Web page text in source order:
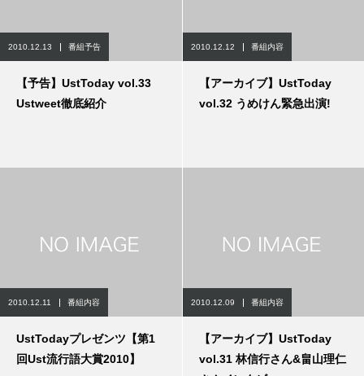
2010.12.13 番組予告
【予告】UstToday vol.33
Ustweet徹底紹介
2010.12.12 番組内容
【アーカイブ】UstToday
vol.32 うめけん緊急出演!
2010.12.11 番組内容
UstTodayプレゼンツ【第1
回Ust流行語大賞2010】
2010.12.09 番組内容
【アーカイブ】UstToday
vol.31 林信行さん&畠山理仁